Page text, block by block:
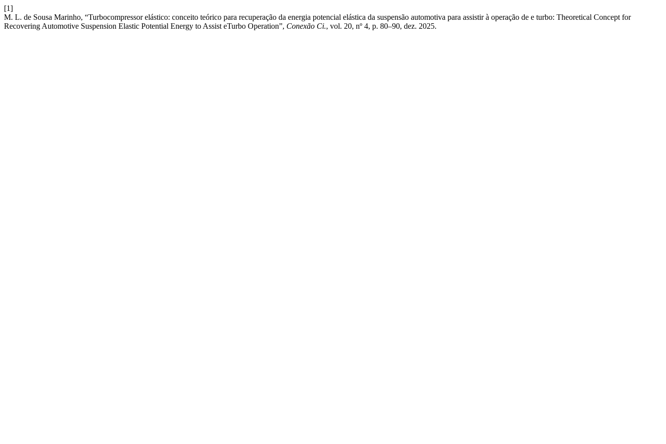
[1]
M. L. de Sousa Marinho, “Turbocompressor elástico: conceito teórico para recuperação da energia potencial elástica da suspensão automotiva para assistir à operação de e turbo: Theoretical Concept for
Recovering Automotive Suspension Elastic Potential Energy to Assist eTurbo Operation”, Conexão Ci., vol. 20, nº 4, p. 80–90, dez. 2025.